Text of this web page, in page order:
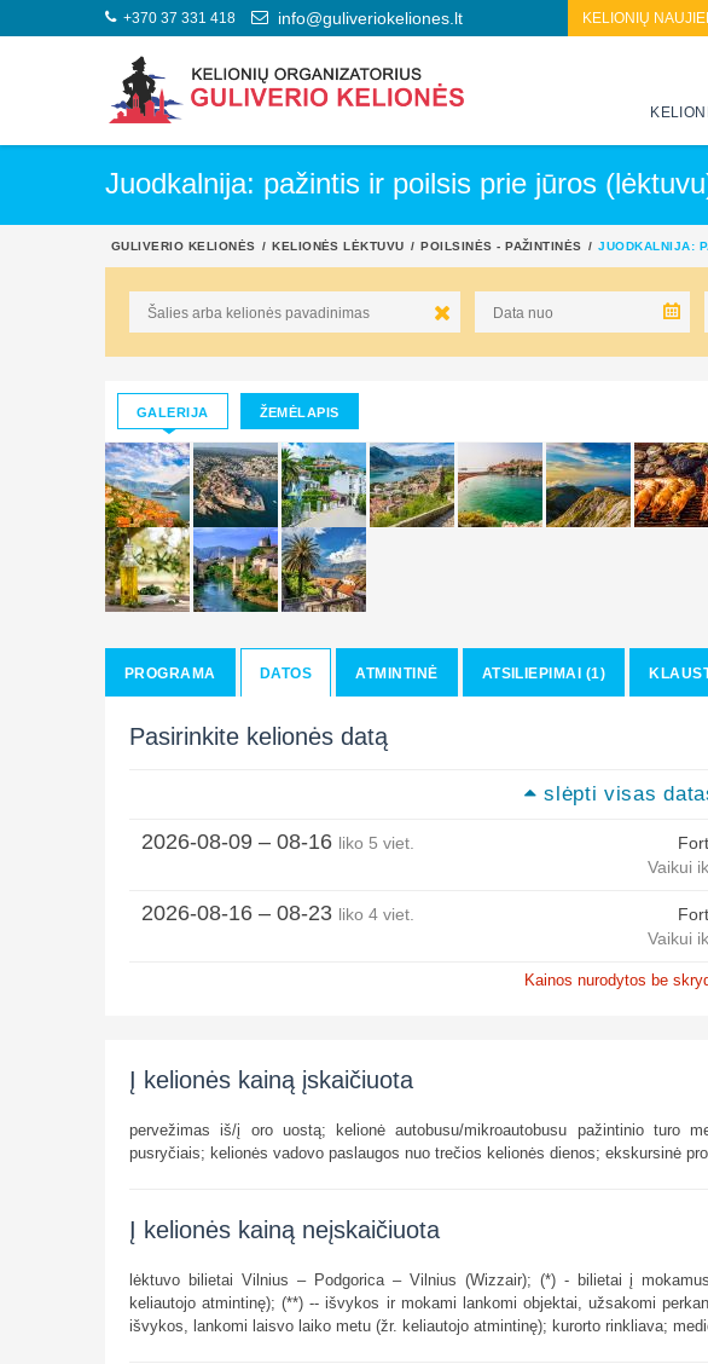
+370 37 331 418 info@guliveriokeliones.lt KELIONIŲ
Juodkalnija: pažintis ir poilsis prie jūros
GULIVERIO KELIONĖS KELIONĖS LĖKTUVU POILSINĖS - PAŽINTINĖS JUODKALNIJA:
GALERIJA ŽEMĖLAPIS
PROGRAMA DATOS ATMINTINĖ ATSILIEPIMAI (1)
Pasirinkite kelionės datą
slėpti visas
2026-08-09 – 08-16 liko 5 viet.
Vaikui
2026-08-16 – 08-23 liko 4 viet.
Vaikui
Kainos nurodytos be
Į kelionės kainą įskaičiuota
pervežimas iš/į oro uostą; kelionė autobusu/mikroautobusu pažintinio turo
pusryčiais; kelionės vadovo paslaugos nuo trečios kelionės dienos; ekskursinė
Į kelionės kainą neįskaičiuota
lėktuvo bilietai Vilnius – Podgorica – Vilnius (Wizzair); (*) - bilietai į
keliautojo atmintinę); (**) -- išvykos ir mokami lankomi objektai, užsakomi
išvykos, lankomi laisvo laiko metu (žr. keliautojo atmintinę); kurorto rinkliava;